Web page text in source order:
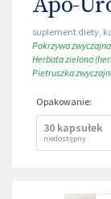
suplement diety,
Pokrzywa
Herbata zielona
Pietruszka
Opakowanie:
30 kapsułek
niedostępny